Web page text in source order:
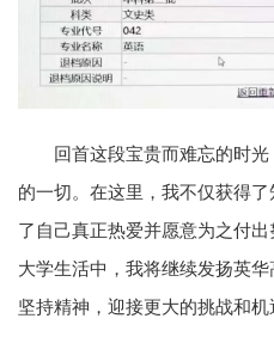
回首这段宝贵而难忘的时
的一切。在这里，我不仅获得
了自己真正热爱并愿意为之付
大学生活中，我将继续发扬英
坚持精神，迎接更大的挑战和机